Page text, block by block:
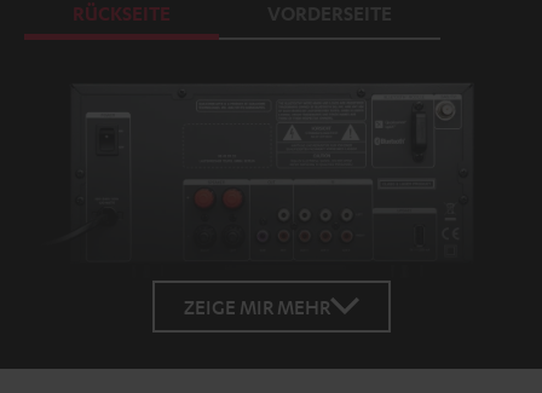
RÜCKSEITE
ZEIGE MIR MEHR